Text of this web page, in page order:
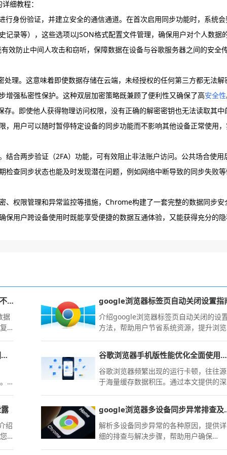
细教程：
身份验证，并建立安全的通信通道。在首次启用同步功能时，系统会
录等），这些选项以JSON格式配置文件管理，确保用户对个人数据
效防止中间人攻击和窃听，保障数据在设备与谷歌服务器之间的安全
理。这意味着即使数据存储在云端，未经授权的任何第三方都无法解
增强私密性保护。这种双层加密策略既兼顾了便利性又确保了高安全性
存。即使他人获得物理访问权限，没有正确的解密密钥也无法读取其中
，用户可以随时暂停特定设备的同步功能而不影响其他设备正常使用
合两步验证（2FA）功能，可有效阻止非法账户访问。公共场合使用
检查同步状态也能及时发现潜在问题，例如网络中断导致的同步失败
、权限管理和异常监控等措施，Chrome构建了一套完整的数据同步安
用户跨设备使用时既能享受便捷的数据互通体验，又能获得充分的
Google Chrome插件切换账号数据不同步怎么办
据
google浏览器标签页自动关闭设置指
介绍google浏览器标签页自动关闭的设
方法，帮助用户节省系统资源，提升浏览
百度浏览器手机版为什么看新闻时图片显示问号如何修复 谷歌浏览器手机版性能优化全面使用技巧
谷歌浏览器频繁出现的运行卡顿，往往源
于海量缓存数据积压。通过本文提供的深
显著恢复浏览器的响应速度与复杂页面的
渲染效率。
绍
google浏览
解析多设备同步异常的各种原因，提供详
细的排查与解决步骤，帮助用户确保